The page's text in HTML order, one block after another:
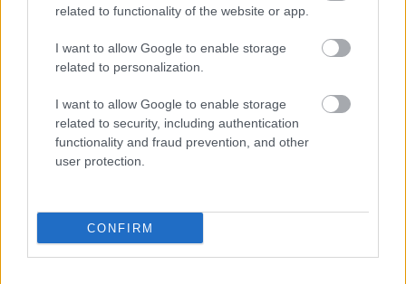
related to functionality of the website or app.
I want to allow Google to enable storage
related to personalization.
I want to allow Google to enable storage
related to security, including authentication
functionality and fraud prevention, and other
user protection.
CONFIRM
ÉLETMÓD
Hatalmas Botrány a Parlamentben: a Fidesz
ismét kitett